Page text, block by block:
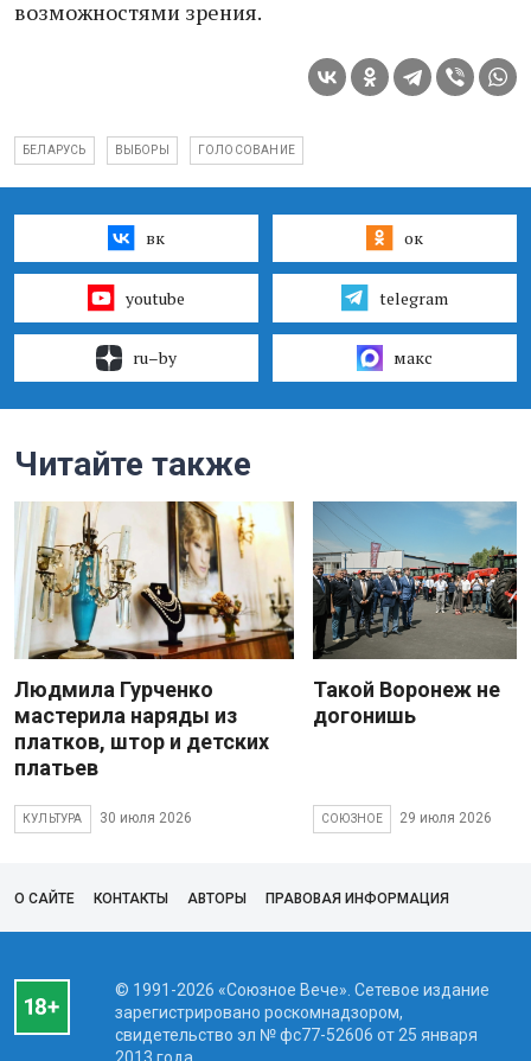
возможностями зрения.
БЕЛАРУСЬ ВЫБОРЫ ГОЛОСОВАНИЕ
вк ок
youtube telegram
ru–by макс
Читайте также
Людмила Гурченко
мастерила наряды из
платков, штор и детских
платьев
КУЛЬТУРА 30 июля 2026
Такой Воронеж не
догонишь
СОЮЗНОЕ 29 июля 2026
О САЙТЕ КОНТАКТЫ АВТОРЫ ПРАВОВАЯ ИНФОРМАЦИЯ
© 1991-2026 «Союзное Вече». Сетевое издание
зарегистрировано роскомнадзором,
свидетельство эл № фc77-52606 от 25 января
2013 года.